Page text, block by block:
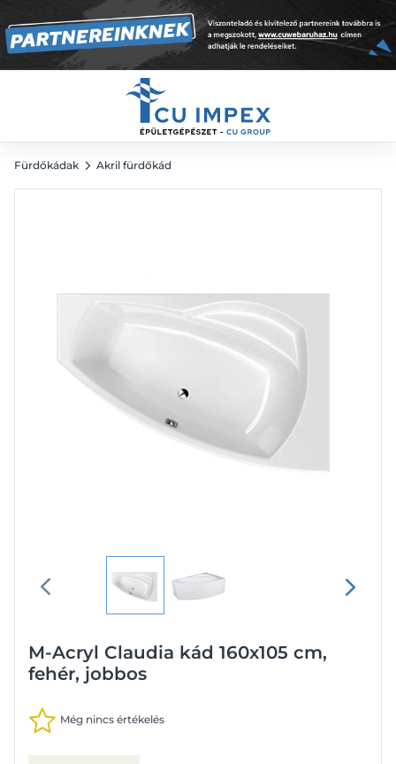
Fürdőkádak Akril fürdőkád
M-Acryl Claudia kád 160x105 cm,
fehér, jobbos
Még nincs értékelés
172 900 Ft